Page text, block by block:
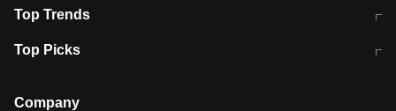
10 अगस्त को विधानसभा का घेराव करेंगे
Top Trends
RBI का नया नियम: अब बैंकों को अपनी सभी
Top Picks
बारिश की चेतावनी
Company